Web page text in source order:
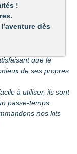
:
stressante.
attention du
que le
de ses propres
à utiliser, ils sont
passe-temps
nos kits
!
dès